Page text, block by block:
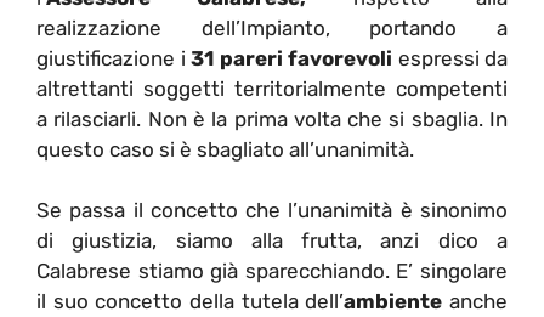
realizzazione dell’Impianto, portando a
giustificazione i 31 pareri favorevoli espressi da
altrettanti soggetti territorialmente competenti
a rilasciarli. Non è la prima volta che si sbaglia. In
questo caso si è sbagliato all’unanimità.
Se passa il concetto che l’unanimità è sinonimo
di giustizia, siamo alla frutta, anzi dico a
Calabrese stiamo già sparecchiando. E’ singolare
il suo concetto della tutela dell’ambiente anche